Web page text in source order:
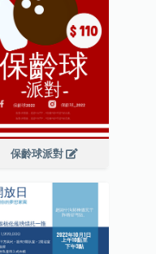
保齡球派對